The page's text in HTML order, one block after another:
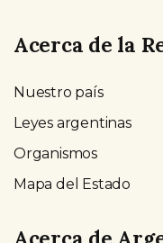
Acerca de la
Nuestro país
Leyes argentinas
Organismos
Mapa del Estado